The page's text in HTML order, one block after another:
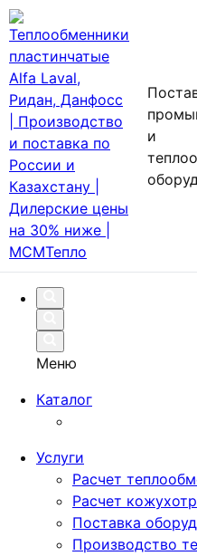
и
Меню
Каталог
Услуги
Расчет
Расчет
Поставка
Производство